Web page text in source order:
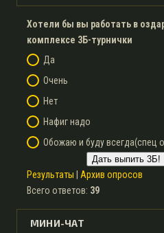
Хотели бы вы работать в
комплексе 3Б-турнички
Да
Очень
Нет
Нафиг надо
Обожаю и буду всегда(спец
Результаты
Архив опросов
Всего ответов: 39
МИНИ-ЧАТ